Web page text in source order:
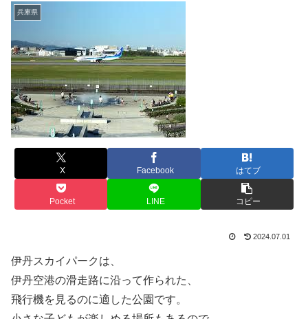
兵庫県
X Facebook はてブ
Pocket LINE コピー
2024.07.01
伊丹スカイパークは、
伊丹空港の滑走路に沿って作られた、
飛行機を見るのに適した公園です。